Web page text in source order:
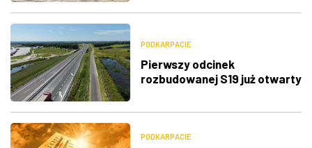
PODKARPACIE
Pierwszy odcinek
rozbudowanej S19 już otwarty
PODKARPACIE